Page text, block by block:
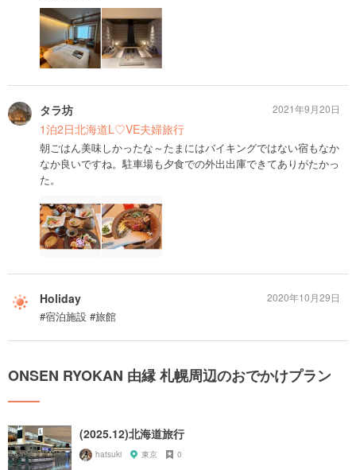
タラ坊
1泊2日北海道L♡VE夫婦旅行
朝ごはん美味しかったな～たまにはバイキングではない宿もなか
なか良いですね。駐車場も夕食での外出出庫できてありがたかっ
た。
2021年9月20日
Holiday
#宿泊施設 #旅館
2020年10月29日
ONSEN RYOKAN 由縁 札幌周辺のおでかけプラン
(2025.12)北海道旅行
hatsuki 東京 0